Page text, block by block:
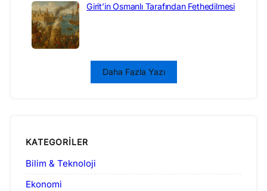
Girit’in Osmanlı Tarafından Fethedilmesi
Daha Fazla Yazı
KATEGORILER
Bilim & Teknoloji
Ekonomi